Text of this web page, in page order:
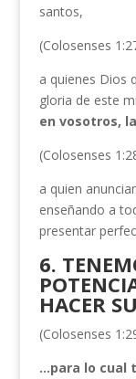
santos,
(Colosenses
a quienes Dios
gloria de este
en vosotros,
(Colosenses
a quien
enseñando a
presentar
6.
HACER
(Colosenses
…para lo cual